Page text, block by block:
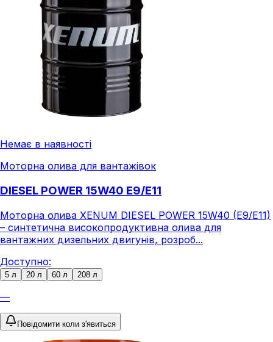
Немає в наявності
Моторна олива для вантажівок
DIESEL POWER 15W40 E9/E11
Моторна олива XENUM DIESEL POWER 15W40 (E9/E11)
– синтетична високопродуктивна олива для
вантажних дизельних двигунів, розроб...
Доступно:
5 л 20 л 60 л 208 л
—
Повідомити коли з'явиться